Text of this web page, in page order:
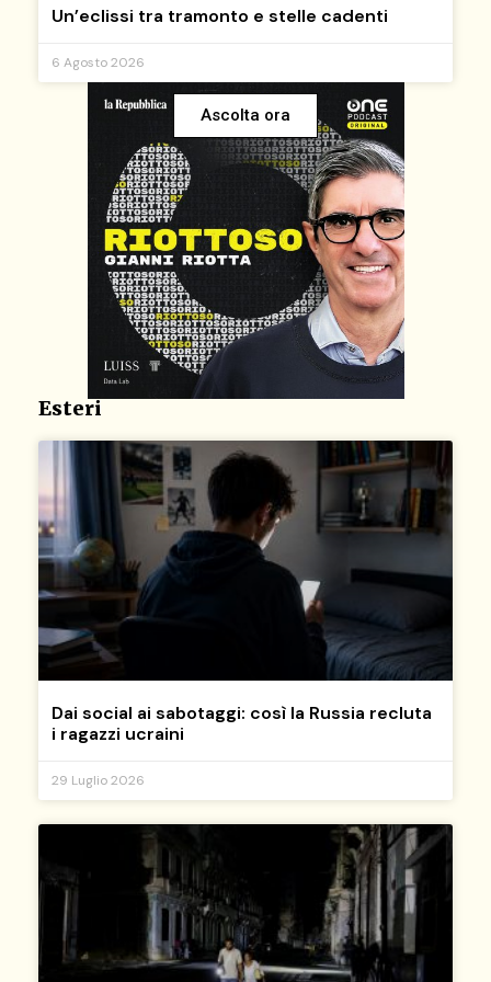
Un’eclissi tra tramonto e stelle cadenti
6 Agosto 2026
Ascolta ora
Esteri
Dai social ai sabotaggi: così la Russia recluta
i ragazzi ucraini
29 Luglio 2026